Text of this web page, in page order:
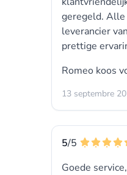
geregeld. Alle
leverancier
prettige
Romeo koos
13 septembre
5/5
Goede